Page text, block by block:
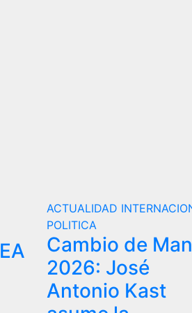
ACTUALIDAD
POLITICA
Cambio de
2026: José
Antonio Kast